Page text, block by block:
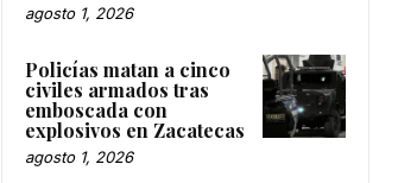
agosto 1, 2026
Policías matan a cinco
civiles armados tras
emboscada con
explosivos en Zacatecas
agosto 1, 2026